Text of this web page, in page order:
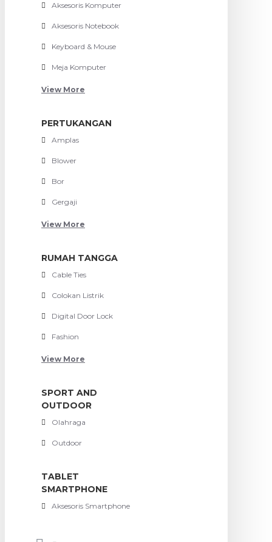
Aksesoris Komputer
Aksesoris Notebook
Keyboard & Mouse
Meja Komputer
View More
PERTUKANGAN
Amplas
Blower
Bor
Gergaji
View More
RUMAH TANGGA
Cable Ties
Colokan Listrik
Digital Door Lock
Fashion
View More
SPORT AND
OUTDOOR
Olahraga
Outdoor
TABLET
SMARTPHONE
Aksesoris Smartphone